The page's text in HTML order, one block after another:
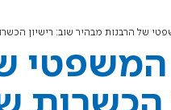
של הרבנות מבהיר שוב: רישיון
המשפטי